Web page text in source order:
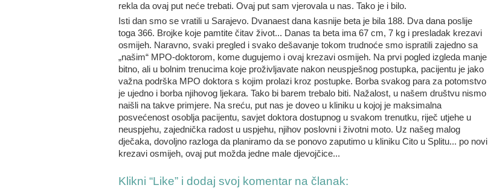
rekla da ovaj put neće trebati. Ovaj put sam vjerovala u nas. Tako je i bilo.
Isti dan smo se vratili u Sarajevo. Dvanaest dana kasnije beta je bila 188. Dva dana poslije
toga 366. Brojke koje pamtite čitav život... Danas ta beta ima 67 cm, 7 kg i presladak krezavi
osmijeh. Naravno, svaki pregled i svako dešavanje tokom trudnoće smo ispratili zajedno sa
„našim“ MPO-doktorom, kome dugujemo i ovaj krezavi osmijeh. Na prvi pogled izgleda manje
bitno, ali u bolnim trenucima koje proživljavate nakon neuspješnog postupka, pacijentu je jako
važna podrška MPO doktora s kojim prolazi kroz postupke. Borba svakog para za potomstvo
je ujedno i borba njihovog ljekara. Tako bi barem trebalo biti. Nažalost, u našem društvu nismo
naišli na takve primjere. Na sreću, put nas je doveo u kliniku u kojoj je maksimalna
posvećenost osoblja pacijentu, savjet doktora dostupnog u svakom trenutku, riječ utjehe u
neuspjehu, zajednička radost u uspjehu, njihov poslovni i životni moto. Uz našeg malog
dječaka, dovoljno razloga da planiramo da se ponovo zaputimo u kliniku Cito u Splitu... po novi
krezavi osmijeh, ovaj put možda jedne male djevojčice...
Klikni “Like” i dodaj svoj komentar na članak: